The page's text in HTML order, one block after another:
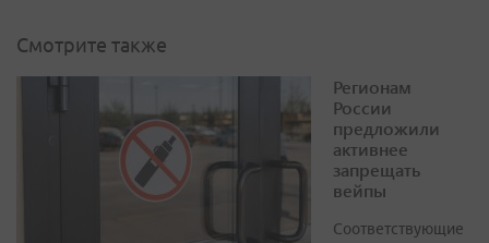
Смотрите также
Регионам
России
предложили
активнее
запрещать
вейпы
Соответствующие